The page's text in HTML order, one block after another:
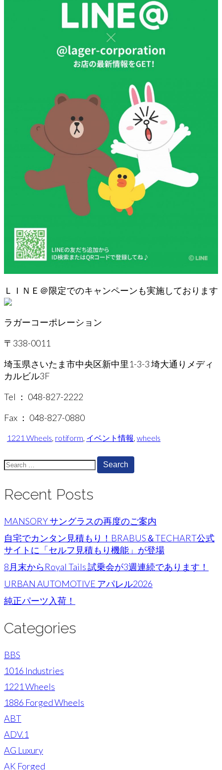
ＬＩＮＥ＠限定でのキャンペーンも実施しております
ラガーコーポレーション
〒338-0011
埼玉県さいたま市中央区新中里1-3-3 埼大通りメディ
カルビル3F
Tel ： 048-827-2222
Fax ： 048-827-0880
1221 Wheels, rotiform, イベント情報, wheels
Search
for:
Recent Posts
MANSORY サングラスの再度のご案内
自宅でカンタン見積もり！BRABUS＆TECHART公式
サイトに「セルフ見積もり機能」が登場
8月末からRoyal Tails 試乗会が3週連続であります！
URBAN AUTOMOTIVE アパレル2026
純正パーツ入荷！
Categories
BBS
1016 Industries
1221 Wheels
1886 Forged Wheels
ABT
ADV.1
AG Luxury
AK Forged